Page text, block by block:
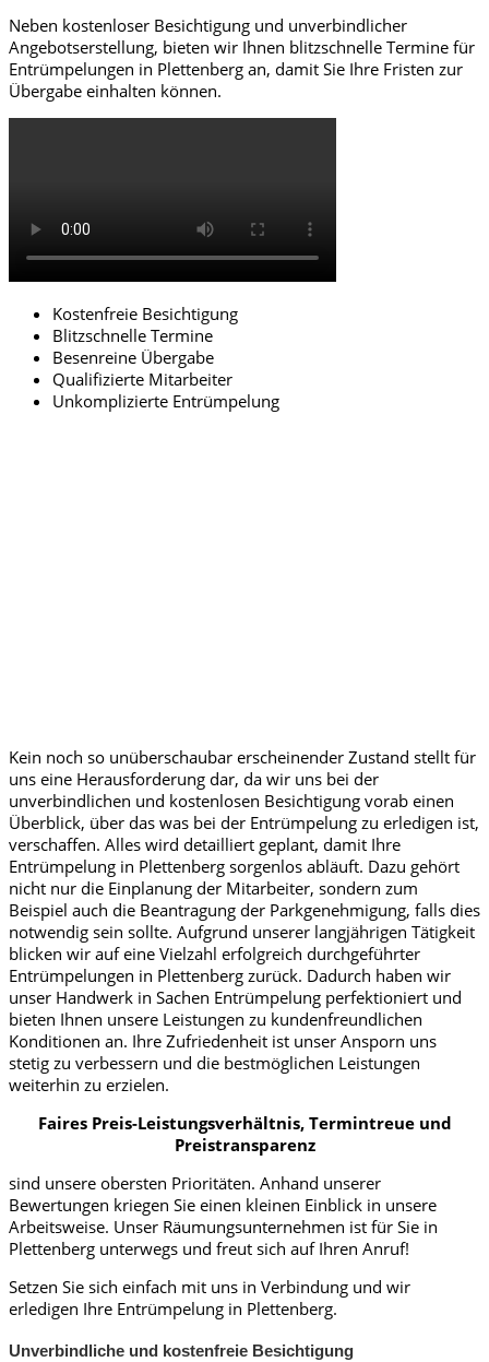
Neben kostenloser Besichtigung und unverbindlicher
Angebotserstellung, bieten wir Ihnen blitzschnelle Termine für
Entrümpelungen in Plettenberg an, damit Sie Ihre Fristen zur
Übergabe einhalten können.
Kostenfreie Besichtigung
Blitzschnelle Termine
Besenreine Übergabe
Qualifizierte Mitarbeiter
Unkomplizierte Entrümpelung
Kein noch so unüberschaubar erscheinender Zustand stellt für
uns eine Herausforderung dar, da wir uns bei der
unverbindlichen und kostenlosen Besichtigung vorab einen
Überblick, über das was bei der Entrümpelung zu erledigen ist,
verschaffen. Alles wird detailliert geplant, damit Ihre
Entrümpelung in Plettenberg sorgenlos abläuft. Dazu gehört
nicht nur die Einplanung der Mitarbeiter, sondern zum
Beispiel auch die Beantragung der Parkgenehmigung, falls dies
notwendig sein sollte. Aufgrund unserer langjährigen Tätigkeit
blicken wir auf eine Vielzahl erfolgreich durchgeführter
Entrümpelungen in Plettenberg zurück. Dadurch haben wir
unser Handwerk in Sachen Entrümpelung perfektioniert und
bieten Ihnen unsere Leistungen zu kundenfreundlichen
Konditionen an. Ihre Zufriedenheit ist unser Ansporn uns
stetig zu verbessern und die bestmöglichen Leistungen
weiterhin zu erzielen.
Faires Preis-Leistungsverhältnis, Termintreue und
Preistransparenz
sind unsere obersten Prioritäten. Anhand unserer
Bewertungen kriegen Sie einen kleinen Einblick in unsere
Arbeitsweise. Unser Räumungsunternehmen ist für Sie in
Plettenberg unterwegs und freut sich auf Ihren Anruf!
Setzen Sie sich einfach mit uns in Verbindung und wir
erledigen Ihre Entrümpelung in Plettenberg.
Unverbindliche und kostenfreie Besichtigung